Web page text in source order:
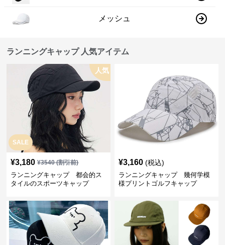
メッシュ
ランニングキャップ 人気アイテム
SALE
人気
¥3,180 ¥3540(割引前)
ランニングキャップ 都会的ス
タイルのスポーツキャップ
¥3,160 (税込)
ランニングキャップ 幾何学模
様プリントゴルフキャップ